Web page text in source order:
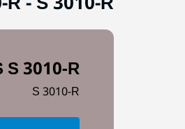
S 3010-R
S 3010-R